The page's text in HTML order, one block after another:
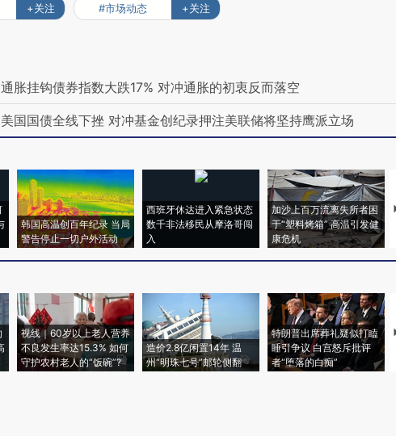
+关注 #市场动态 +关注
胀挂钩债券指数大跌17% 对冲通胀的初衷反而落空
国国债全线下挫 对冲基金创纪录押注美联储将坚持鹰派立场
韩国高温创百年纪录 当局
警告停止一切户外活动
西班牙休达进入紧急状态
数千非法移民从摩洛哥闯
入
加沙上百万流离失所者困
于“塑料烤箱” 高温引发健
康危机
视线｜60岁以上老人营养
不良发生率达15.3% 如何
守护农村老人的“饭碗”?
造价2.8亿闲置14年 温
州“明珠七号”邮轮侧翻
特朗普出席葬礼疑似打瞌
睡引争议 白宫怒斥批评
者“堕落的白痴”